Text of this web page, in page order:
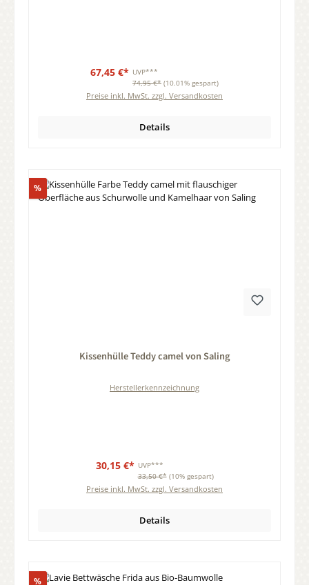
67,45 €* UVP***
74,95 €* (10.01% gespart)
Preise inkl. MwSt. zzgl. Versandkosten
Details
%Rabatt
Kissenhülle Teddy camel von Saling
Herstellerkennzeichnung
30,15 €* UVP***
33,50 €* (10% gespart)
Preise inkl. MwSt. zzgl. Versandkosten
Details
%Rabatt